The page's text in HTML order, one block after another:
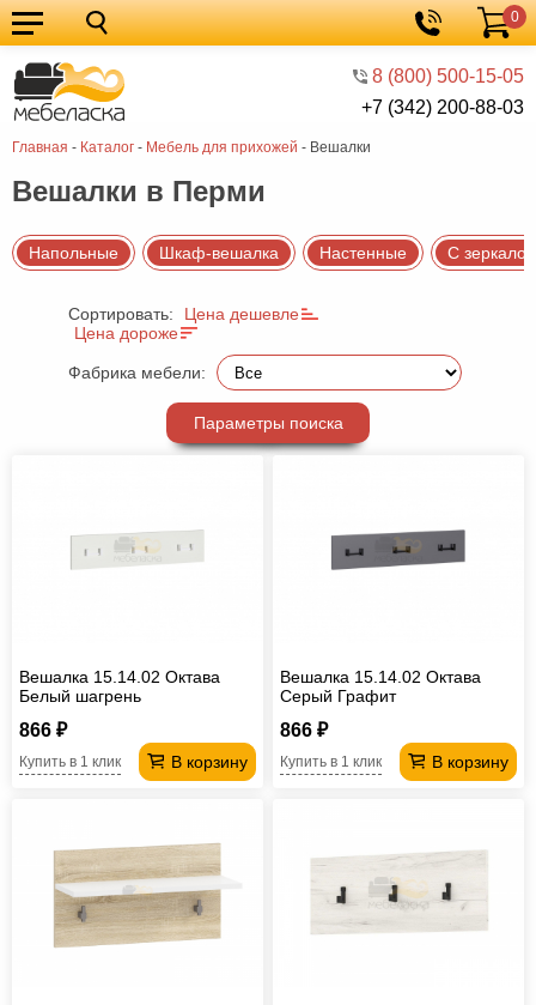
8 (800) 500-15-05
+7 (342) 200-88-03
Корзина
0
Главная - Каталог - Мебель для прихожей - Вешалки
Кухонные
гарнитуры
Мебель
для
кухни
Мебель
для
спальни
Кровати
Шкафы
Диваны
мебель
Детская
мебель
Мебель
Офисная
компьютер
для
Мебель
Кресла-
ротанга
мебель
Косметологическое
оборудование
Вешалки в Перми
Напольные Шкаф-вешалка Настенные С
Сортировать:
Цена дешевле
Цена дороже
Фабрика мебели:
Параметры поиска
Вешалка 15.14.02 Октава
Белый шагрень
866 ₽
В корзину
Купить в 1 клик
Вешалка 15.14.02 Октава
Серый Графит
866 ₽
В корзину
Купить в 1 клик